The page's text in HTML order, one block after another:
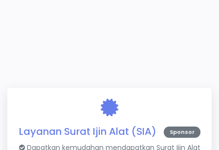
Layanan Surat Ijin Alat (SIA) Sponsor
Dapatkan kemudahan mendapatkan Surat Ijin Alat